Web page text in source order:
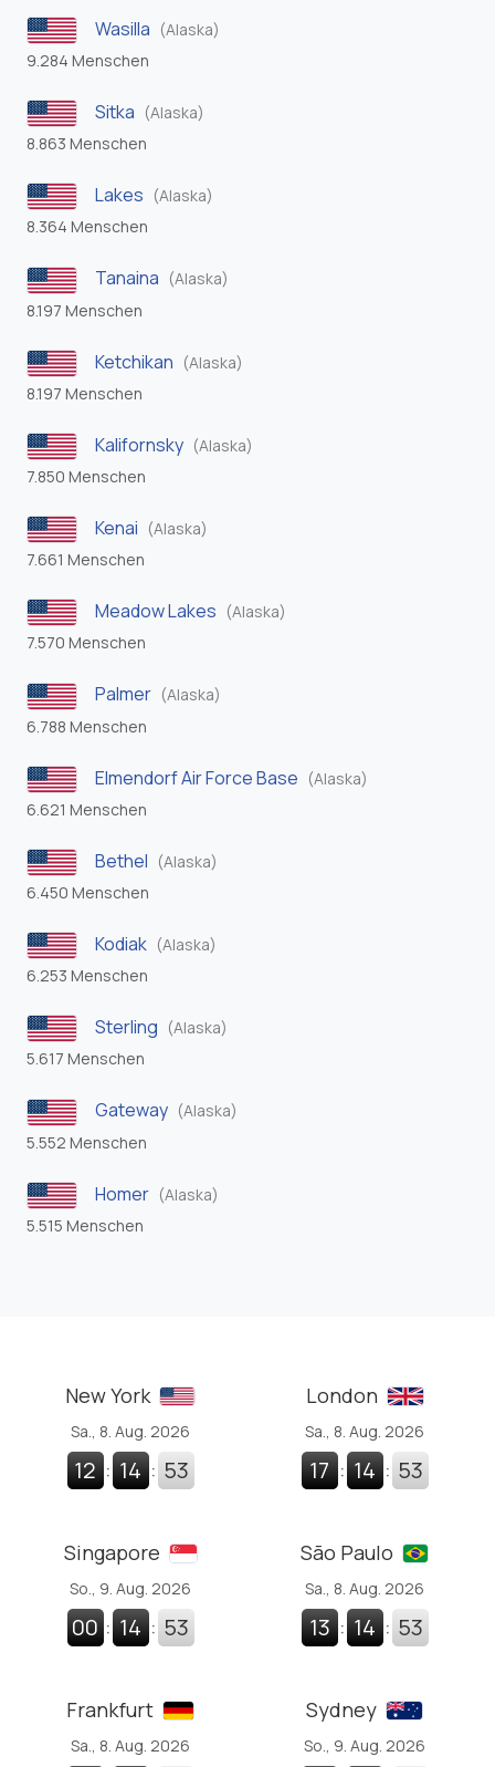
Wasilla (Alaska)
9.284 Menschen
Sitka (Alaska)
8.863 Menschen
Lakes (Alaska)
8.364 Menschen
Tanaina (Alaska)
8.197 Menschen
Ketchikan (Alaska)
8.197 Menschen
Kalifornsky (Alaska)
7.850 Menschen
Kenai (Alaska)
7.661 Menschen
Meadow Lakes (Alaska)
7.570 Menschen
Palmer (Alaska)
6.788 Menschen
Elmendorf Air Force Base (Alaska)
6.621 Menschen
Bethel (Alaska)
6.450 Menschen
Kodiak (Alaska)
6.253 Menschen
Sterling (Alaska)
5.617 Menschen
Gateway (Alaska)
5.552 Menschen
Homer (Alaska)
5.515 Menschen
New York
Sa., 8. Aug. 2026
12 : 14 : 53
London
Sa., 8. Aug. 2026
17 : 14 : 53
Singapore
So., 9. Aug. 2026
00 : 14 : 53
São Paulo
Sa., 8. Aug. 2026
13 : 14 : 53
Frankfurt
Sa., 8. Aug. 2026
Sydney
So., 9. Aug. 2026